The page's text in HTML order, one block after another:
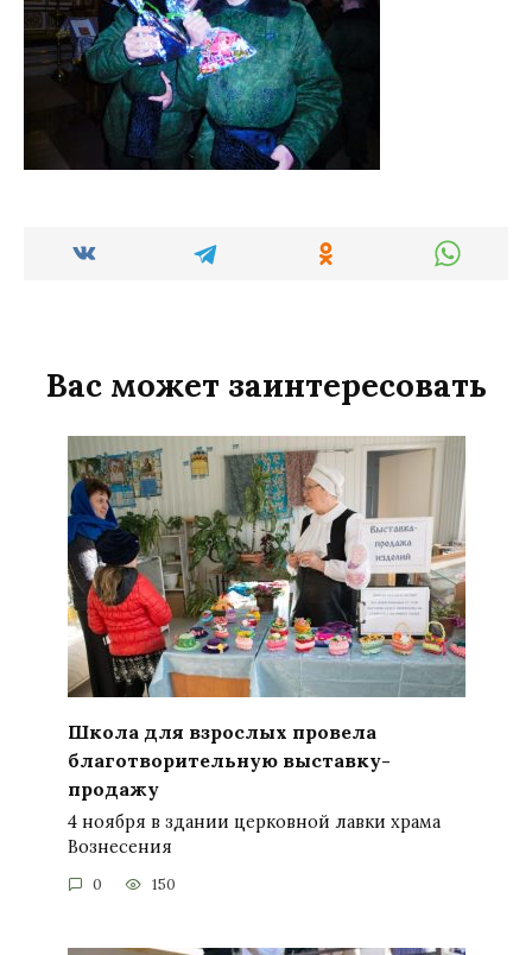
Вас может заинтересовать
Школа для взрослых провела
благотворительную выставку-
продажу
4 ноября в здании церковной лавки храма
Вознесения
0 150